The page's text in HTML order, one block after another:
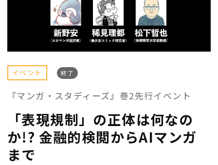
イベント 終了
『マンガ・スタディーズ』巻2先行イベント
「表現規制」の正体は何なの
か!? 金融的検閲からAIマンガ
まで